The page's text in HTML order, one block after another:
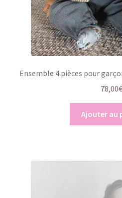
Ensemble 4 pièces pour
78,00€
Ajouter au